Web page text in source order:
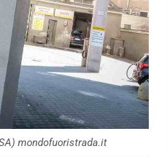
mondofuoristrada.it